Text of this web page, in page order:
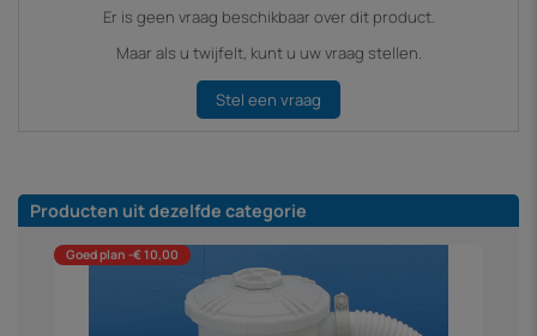
Er is geen vraag beschikbaar over dit product.
Maar als u twijfelt, kunt u uw vraag stellen.
Stel een vraag
Producten uit dezelfde categorie
Goed plan -€ 10,00